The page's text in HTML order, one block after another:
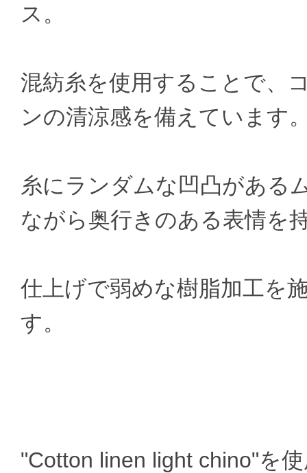
ス。
混紡糸を使用することで、
ンの清涼感を備えています
糸にランダムな凹凸がある
ながら奥行きのある表情を
仕上げで弱めな樹脂加工を
す。
"Cotton linen light chino"を